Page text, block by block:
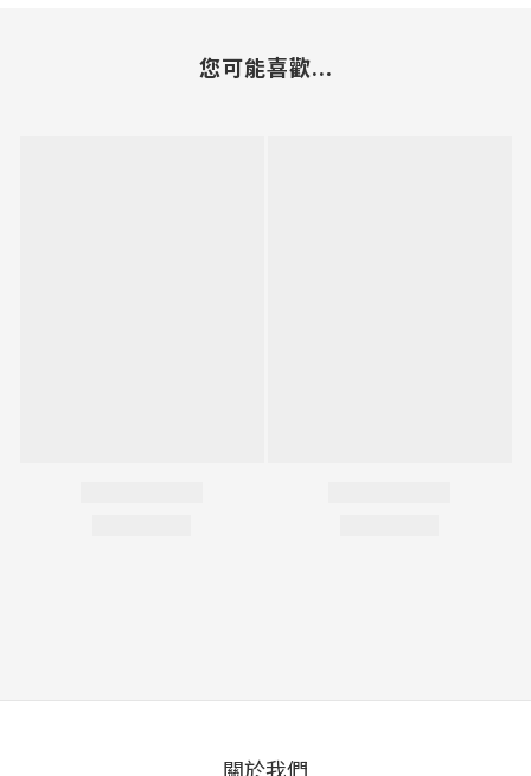
您可能喜歡...
關於我們